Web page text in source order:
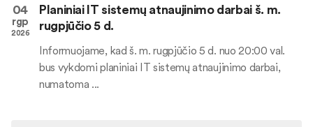
04
rgp
2026
Planiniai IT sistemų atnaujinimo darbai š. m.
rugpjūčio 5 d.
Informuojame, kad š. m. rugpjūčio 5 d. nuo 20:00 val.
bus vykdomi planiniai IT sistemų atnaujinimo darbai,
numatoma ...